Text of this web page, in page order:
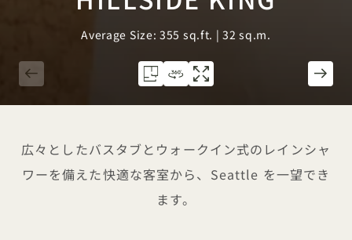
Average Size: 355 sq.ft. | 32 sq.m.
広々としたバスタブとウォークイン式のレインシャ
ワーを備えた快適な客室から、Seattle を一望でき
ます。